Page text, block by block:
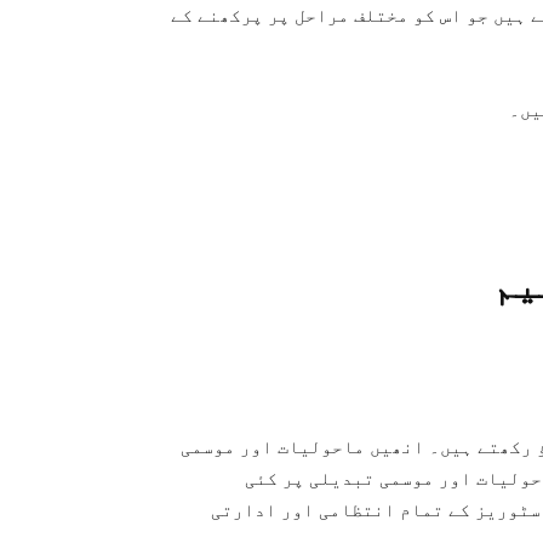
ہیں جو اس کو مختلف مراحل پر پرکھنے کے
ہیں۔ انھیں ماحولیات اور موسمی
اور موسمی تبدیلی پر کئی
کے تمام انتظامی اور ادارتی